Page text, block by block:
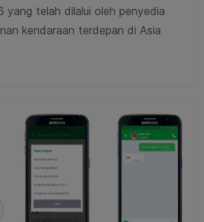
yang telah dilalui oleh penyedia
kendaraan terdepan di Asia